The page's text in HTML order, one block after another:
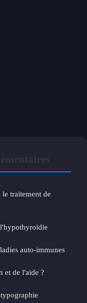
traitement de
auto-immunes
et de l'aide ?